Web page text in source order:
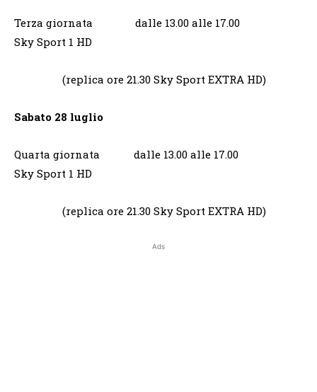
Terza giornata dalle 13.00 alle 17.00
Sky Sport 1 HD
(replica ore 21.30 Sky Sport EXTRA HD)
Sabato 28 luglio
Quarta giornata dalle 13.00 alle 17.00
Sky Sport 1 HD
(replica ore 21.30 Sky Sport EXTRA HD)
Ads